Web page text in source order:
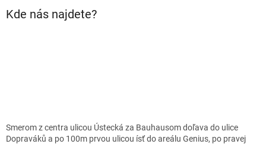
Kde nás najdete?
Smerom z centra ulicou Ústecká za Bauhausom doľava do ulice
Dopraváků a po 100m prvou ulicou ísť do areálu Genius, po pravej